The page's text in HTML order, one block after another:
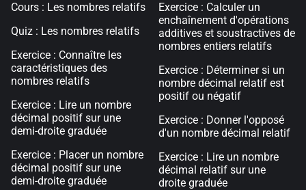
Cours : Les nombres relatifs
Quiz : Les nombres relatifs
Exercice : Connaître les
caractéristiques des
nombres relatifs
Exercice : Lire un nombre
décimal positif sur une
demi-droite graduée
Exercice : Placer un nombre
décimal positif sur une
demi-droite graduée
Exercice : Calculer un
enchaînement d'opérations
additives et soustractives de
nombres entiers relatifs
Exercice : Déterminer si un
nombre décimal relatif est
positif ou négatif
Exercice : Donner l'opposé
d'un nombre décimal relatif
Exercice : Lire un nombre
décimal relatif sur une
droite graduée